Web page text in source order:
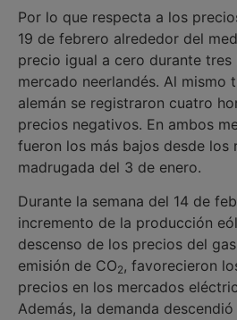
Por lo que respecta a los
19 de febrero alrededor del
precio igual a cero durante tres
mercado neerlandés. Al mismo
alemán se registraron cuatro
precios negativos. En ambos
fueron los más bajos desde los
madrugada del 3 de enero.
Durante la semana del 14 de
incremento de la producción
descenso de los precios del
emisión de CO2, favorecieron
precios en los mercados
Además, la demanda